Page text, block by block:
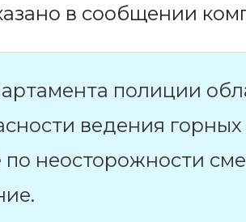
в сообщении
полиции
ведения
неосторожности